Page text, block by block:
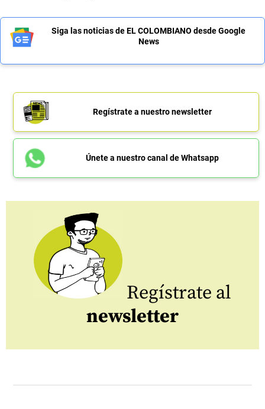
Siga las noticias de EL COLOMBIANO desde Google
News
Regístrate a nuestro newsletter
Únete a nuestro canal de Whatsapp
Regístrate al
newsletter